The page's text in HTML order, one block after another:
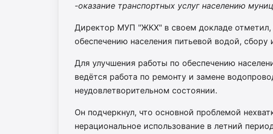
-оказание транспортных услуг населению
Директор МУП "ЖКХ" в своем докладе отметил,
обеспечению населения питьевой водой,
Для улучшения работы по обеспечению
ведётся работа по ремонту и замене
неудовлетворительном состоянии.
Он подчеркнул, что основной проблемой
нерациональное использование в летний